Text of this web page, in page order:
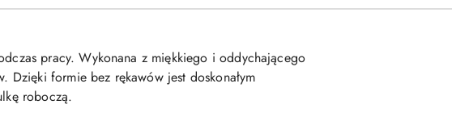
pracy. Wykonana z miękkiego i oddychającego
Dzięki formie bez rękawów jest doskonałym
roboczą.